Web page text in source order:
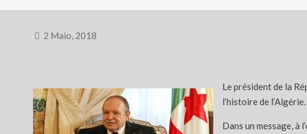
2 Maio, 2018
Le président de la
l’histoire de l’Algérie.
Dans un message, à